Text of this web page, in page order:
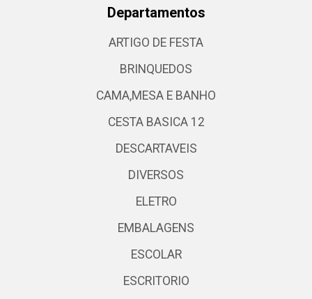
Departamentos
ARTIGO DE FESTA
BRINQUEDOS
CAMA,MESA E BANHO
CESTA BASICA 12
DESCARTAVEIS
DIVERSOS
ELETRO
EMBALAGENS
ESCOLAR
ESCRITORIO